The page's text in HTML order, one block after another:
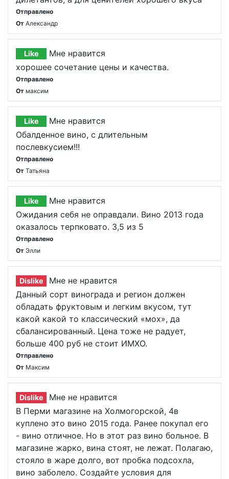
Отправлено
От Александр
Like
Мне нравится
хорошее сочетание цены и качества.
Отправлено
От максим
Like
Мне нравится
Обалденное вино, с длительным
послевкусием!!!
Отправлено
От Татьяна
Like
Мне нравится
Ожидания себя не оправдали. Вино 2013 года
оказалось терпковато. 3,5 из 5
Отправлено
От Элли
Dislike
Мне не нравится
Данный сорт винограда и регион должен
обладать фруктовым и легким вкусом, тут
какой какой то классический «мох», да
сбалансированный. Цена тоже не радует,
больше 400 руб не стоит ИМХО.
Отправлено
От Максим
Dislike
Мне не нравится
В Перми магазине на Холмогорской, 4в
куплено это вино 2015 года. Ранее покупал его
- вино отличное. Но в этот раз вино больное. В
магазине жарко, вина стоят, не лежат. Полагаю,
стояло в жаре долго, вот пробка подсохла,
вино заболело. Создайте условия для